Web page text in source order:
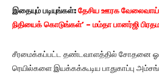
இதையும் படியுங்கள்: தேசிய ஊரக
நிதியைக் கொடுங்கள்’ – மம்தா பானர்ஜி
சீரமைக்கப்பட்ட தண்டவாளத்தில் சோதனை
ரெயில்களை இயக்கக்கூடிய பாதுகாப்பு